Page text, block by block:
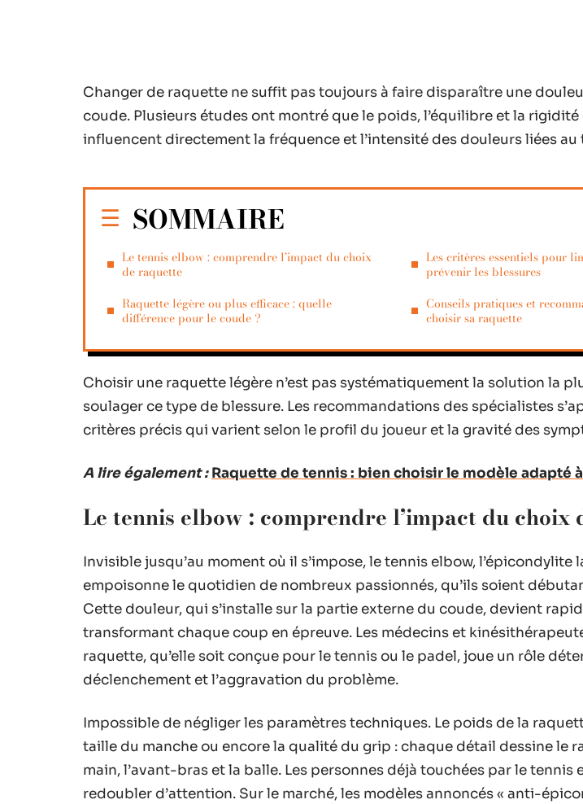
Changer de raquette ne suffit pas toujours à faire disparaître une
coude. Plusieurs études ont montré que le poids, l’équilibre et la rigidité
influencent directement la fréquence et l’intensité des douleurs liées au
SOMMAIRE
Le tennis elbow : comprendre l’impact du choix
de raquette
Raquette légère ou plus efficace : quelle
différence pour le coude ?
Les critères essentiels pour
prévenir les blessures
Conseils pratiques et
choisir sa raquette
Choisir une raquette légère n’est pas systématiquement la solution la
soulager ce type de blessure. Les recommandations des spécialistes
critères précis qui varient selon le profil du joueur et la gravité des
A lire également : Raquette de tennis : bien choisir le modèle adapté
Le tennis elbow : comprendre l’impact du choix
Invisible jusqu’au moment où il s’impose, le tennis elbow, l’épicondylite
empoisonne le quotidien de nombreux passionnés, qu’ils soient
Cette douleur, qui s’installe sur la partie externe du coude, devient
transformant chaque coup en épreuve. Les médecins et
raquette, qu’elle soit conçue pour le tennis ou le padel, joue un rôle
déclenchement et l’aggravation du problème.
Impossible de négliger les paramètres techniques. Le poids de la
taille du manche ou encore la qualité du grip : chaque détail dessine le
main, l’avant-bras et la balle. Les personnes déjà touchées par le tennis
redoubler d’attention. Sur le marché, les modèles annoncés « anti-